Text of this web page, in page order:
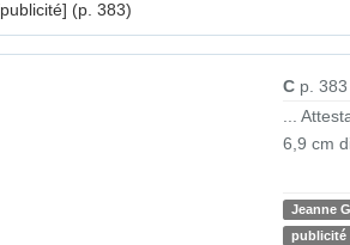
(p. 383)
C p. 383
...
6,9 cm
Jeanne
publicité